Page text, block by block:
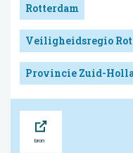
Rotterdam
Veiligheidsregio
Provincie Zuid-